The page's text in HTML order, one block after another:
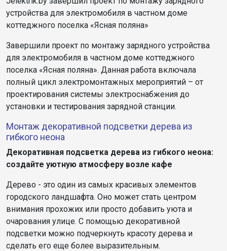
устройства для электромобиля в частном доме
коттеджного поселка «Ясная поляна»
Завершили проект по монтажу зарядного устройства
для электромобиля в частном доме коттеджного
поселка «Ясная поляна». Данная работа включала
полный цикл электромонтажных мероприятий – от
проектирования системы электроснабжения до
установки и тестирования зарядной станции.
Монтаж декоративной подсветки дерева из
гибкого неона
Декоративная подсветка дерева из гибкого неона:
создайте уютную атмосферу возле кафе
Дерево - это один из самых красивых элементов
городского ландшафта. Оно может стать центром
внимания прохожих или просто добавить уюта и
очарования улице. С помощью декоративной
подсветки можно подчеркнуть красоту дерева и
сделать его еще более выразительным.